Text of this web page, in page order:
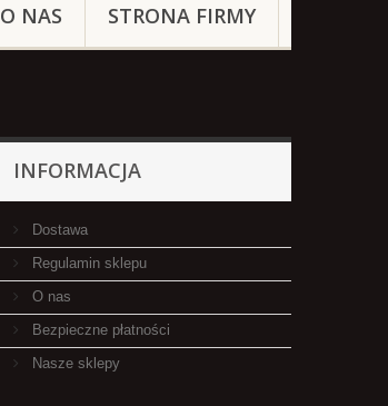
O NAS STRONA FIRMY
INFORMACJA
Dostawa
Regulamin sklepu
O nas
Bezpieczne płatności
Nasze sklepy